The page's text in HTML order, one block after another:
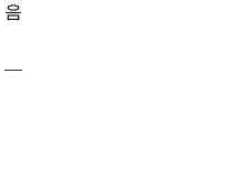
음
—